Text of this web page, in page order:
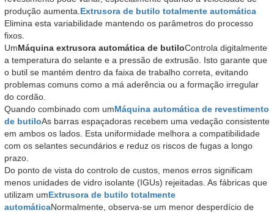
produção aumenta. Extrusora de butilo totalmente automática
Elimina esta variabilidade mantendo os parâmetros do processo
fixos.
UmMáquina extrusora automática de butiloControla digitalmente
a temperatura do selante e a pressão de extrusão. Isto garante que
o butil se mantém dentro da faixa de trabalho correta, evitando
problemas comuns como a má aderência ou a formação irregular
do cordão.
Quando combinado com umMáquina automática de revestimento
de butiloAs barras espaçadoras recebem uma vedação consistente
em ambos os lados. Esta uniformidade melhora a compatibilidade
com os selantes secundários e reduz os riscos de fugas a longo
prazo.
Do ponto de vista do controlo de custos, menos erros significam
menos unidades de vidro isolante (IGUs) rejeitadas. As fábricas que
utilizam umExtrusora de butilo totalmente
automáticaNormalmente, observa-se um menor desperdício de